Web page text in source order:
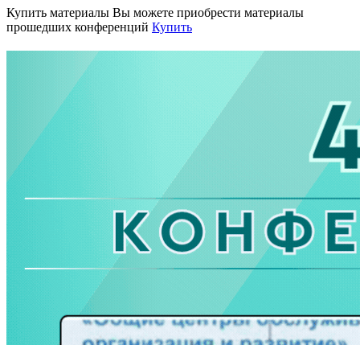
Купить материалы Вы можете приобрести материалы
прошедших конференций Купить